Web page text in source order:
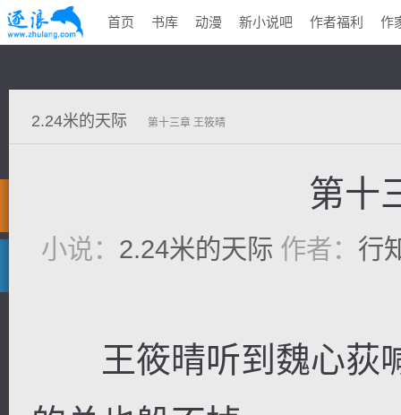
首页 书库 动漫 新小说吧 作者福利 作
2.24米的天际 第十三章 王筱晴
第十
小说： 2.24米的天际 作者： 行
王筱晴听到魏心荻